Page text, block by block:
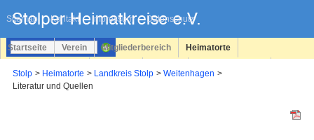
Sitemap Kontakt Impressum Datenschutz
überspringen
Startseite Verein Mitgliederbereich Heimatorte
Login
Stolp Heimatorte Landkreis Stolp
Weitenhagen
Literatur und Quellen